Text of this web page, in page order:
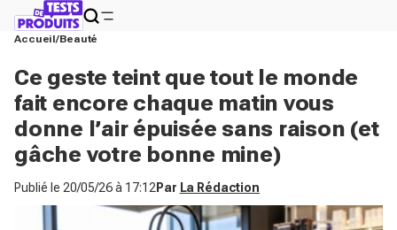
Accueil Beauté
Ce geste teint que tout le monde
fait encore chaque matin vous
donne l’air épuisée sans raison (et
gâche votre bonne mine)
Publié le 20/05/26 à 17:12 Par La Rédaction